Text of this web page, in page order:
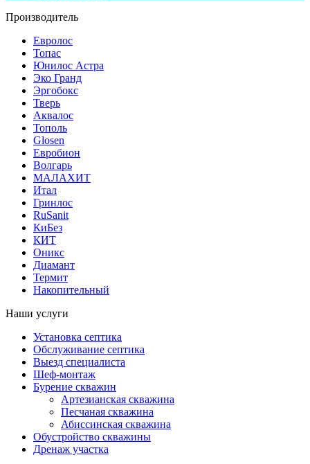
Производитель
Евролос
Топас
Юнилос Астра
Эко Гранд
Эргобокс
Тверь
Аквалос
Тополь
Glosen
Евробион
Волгарь
МАЛАХИТ
Итал
Гринлос
RuSanit
КиБез
КИТ
Оникс
Диамант
Термит
Накопительный
Наши услуги
Установка септика
Обслуживание септика
Выезд специалиста
Шеф-монтаж
Бурение скважин
Артезианская скважина
Песчаная скважина
Абиссинская скважина
Обустройство скважины
Дренаж участка